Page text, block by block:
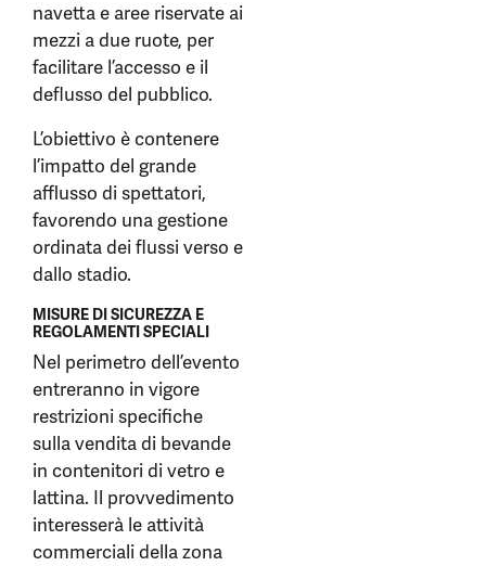
navetta e aree riservate ai
mezzi a due ruote, per
facilitare l’accesso e il
deflusso del pubblico.
L’obiettivo è contenere
l’impatto del grande
afflusso di spettatori,
favorendo una gestione
ordinata dei flussi verso e
dallo stadio.
MISURE DI SICUREZZA E
REGOLAMENTI SPECIALI
Nel perimetro dell’evento
entreranno in vigore
restrizioni specifiche
sulla vendita di bevande
in contenitori di vetro e
lattina. Il provvedimento
interesserà le attività
commerciali della zona